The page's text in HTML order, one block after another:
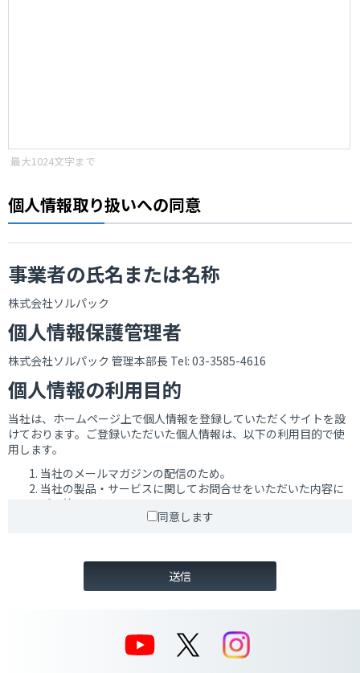
最大1024文字まで
個人情報取り扱いへの同意
事業者の氏名または名称
株式会社ソルパック
個人情報保護管理者
株式会社ソルパック 管理本部長 Tel: 03-3585-4616
個人情報の利用目的
当社は、ホームページ上で個人情報を登録していただくサイトを設
けております。ご登録いただいた個人情報は、以下の利用目的で使
用します。
当社のメールマガジンの配信のため。
当社の製品・サービスに関してお問合せをいただいた内容に
ご回答するため。
当社のセミナー等におけるアンケートの分析、お問合せ、及
当社の経験者採用募集による採用業務のため。
当社の事業に関してご請求いただいた各種資料をご発送する
当社のサービスのご案内・サポート情報をご提供するため。
に必要な範囲内において使用するため。
当社のお取引様からご提供いただいた技術者の職務経歴情報
同意します